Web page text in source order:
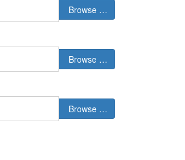
Browse …
Browse …
Browse …